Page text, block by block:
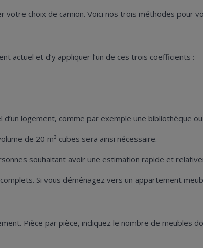
choix de camion. Voici nos trois méthodes pour
actuel et d’y appliquer l’un de ces trois coefficients :
logement, comme par exemple une bibliothèque
de 20 m³ cubes sera ainsi nécessaire.
souhaitant avoir une estimation rapide et
Si vous déménagez vers un appartement
Pièce par pièce, indiquez le nombre de meubles